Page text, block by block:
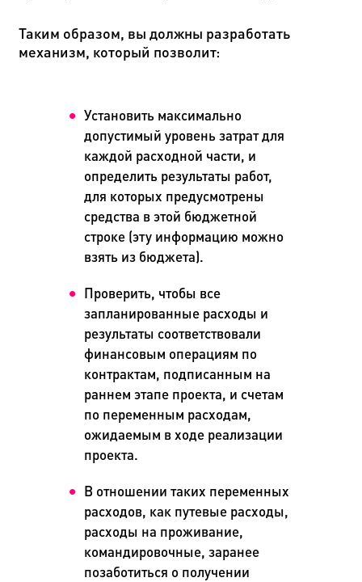
Таким образом, вы должны разработать
механизм, который позволит:
Установить максимально
допустимый уровень затрат для
каждой расходной части, и
определить результаты работ,
для которых предусмотрены
средства в этой бюджетной
строке (эту информацию можно
взять из бюджета).
Проверить, чтобы все
запланированные расходы и
результаты соответствовали
финансовым операциям по
контрактам, подписанным на
раннем этапе проекта, и счетам
по переменным расходам,
ожидаемым в ходе реализации
проекта.
В отношении таких переменных
расходов, как путевые расходы,
расходы на проживание,
командировочные, заранее
позаботиться о получении